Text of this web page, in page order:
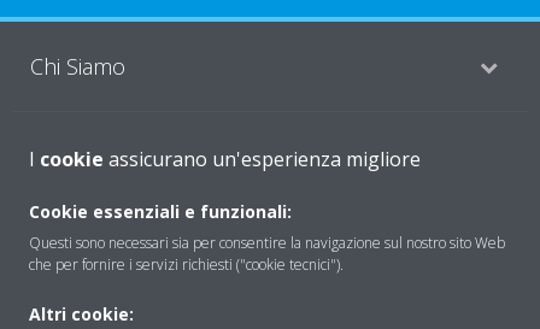
Chi Siamo
Soluzioni
Contattaci
Periodo di supporto definito
I cookie assicurano un'esperienza migliore
Cookie essenziali e funzionali:
Questi sono necessari sia per consentire la navigazione sul nostro sito Web
che per fornire i servizi richiesti ("cookie tecnici").
Altri cookie: